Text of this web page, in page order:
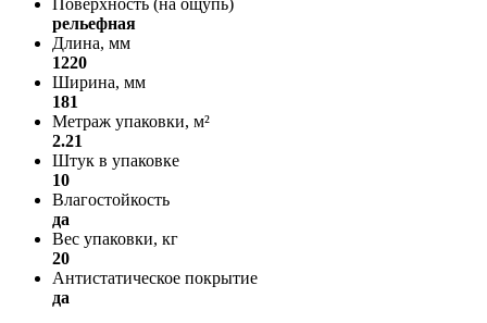
рельефная
Длина, мм
1220
Ширина, мм
181
Метраж упаковки, м²
2.21
Штук в упаковке
10
Влагостойкость
да
Вес упаковки, кг
20
Антистатическое покрытие
да